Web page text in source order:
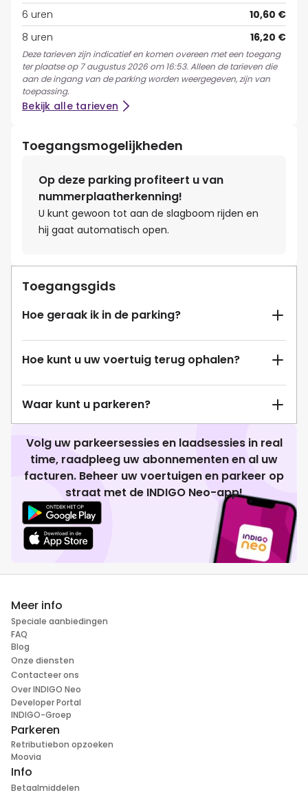
6 uren
10,60 €
8 uren
16,20 €
Deze tarieven zijn indicatief en komen overeen met een toegang
ter plaatse op 7 augustus 2026 om 16:53. Alleen de tarieven die
aan de ingang van de parking worden weergegeven, zijn van
toepassing.
Bekijk alle tarieven
Toegangsmogelijkheden
Op deze parking profiteert u van
nummerplaatherkenning!
U kunt gewoon tot aan de slagboom rijden en
hij gaat automatisch open.
Toegangsgids
Hoe geraak ik in de parking?
Hoe kunt u uw voertuig terug ophalen?
Waar kunt u parkeren?
Volg uw parkeersessies en laadsessies in real
time, raadpleeg uw abonnementen en al uw
facturen. Beheer uw voertuigen en parkeer op
straat met de INDIGO Neo-app!
Meer info
Speciale aanbiedingen
FAQ
Blog
Onze diensten
Contacteer ons
Over INDIGO Neo
Developer Portal
INDIGO-Groep
Parkeren
Retributiebon opzoeken
Moovia
Info
Betaalmiddelen